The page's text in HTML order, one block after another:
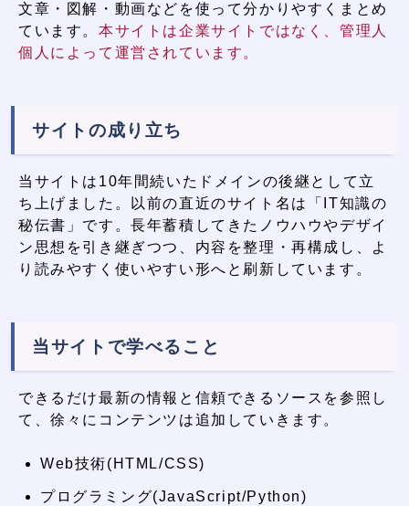
文章・図解・動画などを使って分かりやすくまとめ
ています。 本サイトは企業サイトではなく、管理人
個人によって運営されています。
サイトの成り立ち
当サイトは10年間続いたドメインの後継として立
ち上げました。以前の直近のサイト名は「IT知識の
秘伝書」です。長年蓄積してきたノウハウやデザイ
ン思想を引き継ぎつつ、内容を整理・再構成し、よ
り読みやすく使いやすい形へと刷新しています。
当サイトで学べること
できるだけ最新の情報と信頼できるソースを参照し
て、徐々にコンテンツは追加していきます。
Web技術(HTML/CSS)
プログラミング(JavaScript/Python)